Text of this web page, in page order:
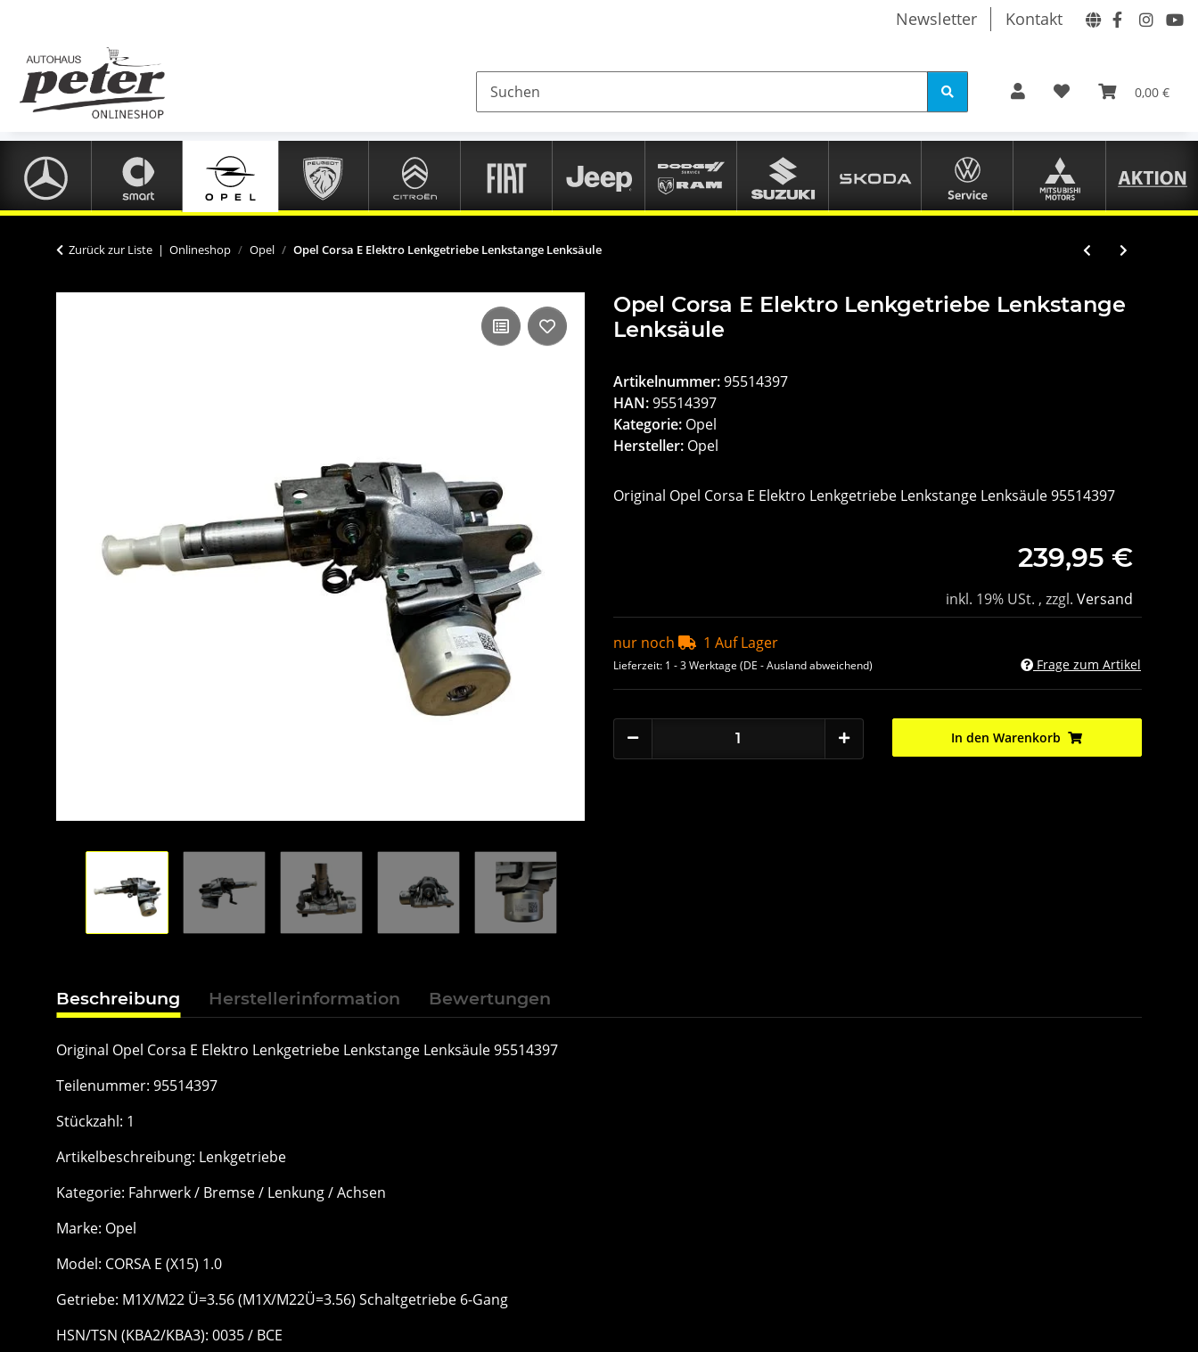
Newsletter Kontakt
0,00 €
Zurück zur Liste Onlineshop Opel Opel Corsa E Elektro Lenkgetriebe Lenkstange Lenksäule
Opel Corsa E Elektro Lenkgetriebe Lenkstange
Lenksäule
Artikelnummer:95514397
HAN:95514397
Kategorie: Opel
Hersteller: Opel
Original Opel Corsa E Elektro Lenkgetriebe Lenkstange Lenksäule 95514397
239,95 €
inkl. 19% USt. , zzgl. Versand
nur noch 1 Auf Lager
Lieferzeit: 1 - 3 Werktage (DE - Ausland abweichend) Frage zum Artikel
In den Warenkorb
Beschreibung Herstellerinformation Bewertungen
Original Opel Corsa E Elektro Lenkgetriebe Lenkstange Lenksäule 95514397
Teilenummer: 95514397
Stückzahl: 1
Artikelbeschreibung: Lenkgetriebe
Kategorie: Fahrwerk / Bremse / Lenkung / Achsen
Marke: Opel
Model: CORSA E (X15) 1.0
Getriebe: M1X/M22 Ü=3.56 (M1X/M22Ü=3.56) Schaltgetriebe 6-Gang
HSN/TSN (KBA2/KBA3): 0035 / BCE